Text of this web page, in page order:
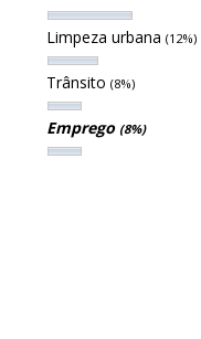
Limpeza urbana (12%)
Trânsito (8%)
Emprego (8%)